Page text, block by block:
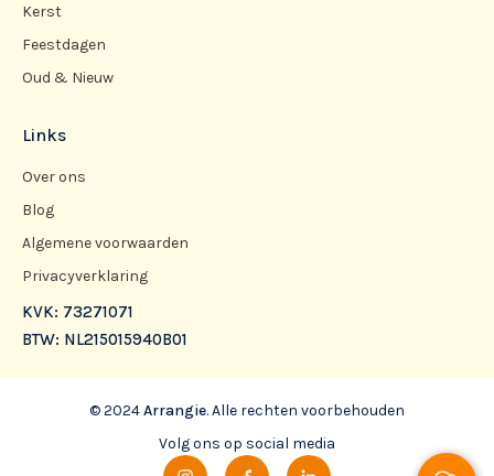
Kerst
Feestdagen
Oud & Nieuw
Links
Over ons
Blog
Algemene voorwaarden
Privacyverklaring
KVK: 73271071
BTW: NL215015940B01
© 2024Arrangie. Alle rechten voorbehouden
Volg ons op social media